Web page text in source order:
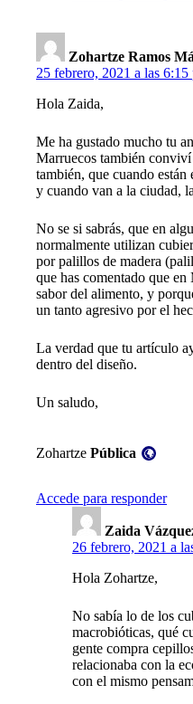
Zohartze Ramos
25 febrero, 2021 a las 6:15
Hola Zaida,
Me ha gustado mucho tu
Marruecos también
también, que cuando están
y cuando van a la ciudad,
No se si sabrás, que en
normalmente utilizan
por palillos de madera
que has comentado que
sabor del alimento, y
un tanto agresivo por el
La verdad que tu artículo
dentro del diseño.
Un saludo,
Zohartze Pública
Accede para responder
Zaida
26 febrero, 2021 a
Hola Zohartze,
No sabía lo de los
macrobióticas, qué
gente compra
relacionaba con la
con el mismo